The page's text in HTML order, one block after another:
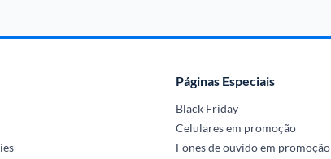
Páginas Especiais
Black Friday
Celulares em promoção
Fones de ouvido em promoção